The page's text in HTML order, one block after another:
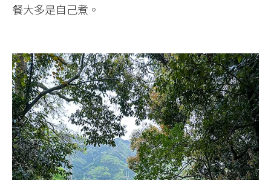
餐大多是自己煮。